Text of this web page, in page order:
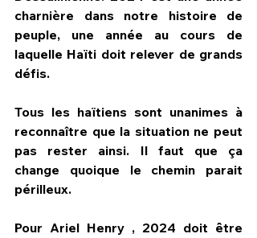
charnière dans notre histoire de
peuple, une année au cours de
laquelle Haïti doit relever de grands
défis.
Tous les haïtiens sont unanimes à
reconnaître que la situation ne peut
pas rester ainsi. Il faut que ça
change quoique le chemin parait
périlleux.
Pour Ariel Henry , 2024 doit être